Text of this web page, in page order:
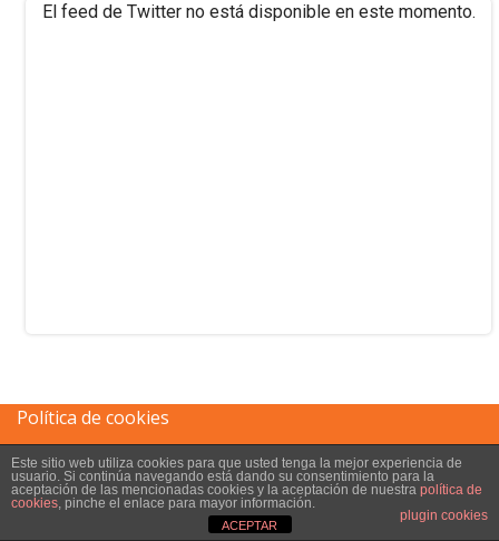
El feed de Twitter no está disponible en este momento.
Política de cookies
Aviso legal
Este sitio web utiliza cookies para que usted tenga la mejor experiencia de
usuario. Si continúa navegando está dando su consentimiento para la
aceptación de las mencionadas cookies y la aceptación de nuestra política de
cookies, pinche el enlace para mayor información.
plugin cookies
ACEPTAR